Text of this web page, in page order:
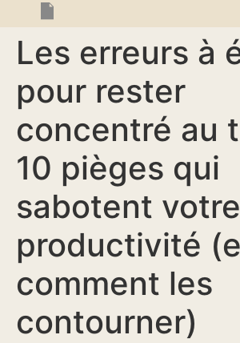
Les erreurs à
pour rester
concentré au
10 pièges qui
sabotent votre
productivité
comment les
contourner)